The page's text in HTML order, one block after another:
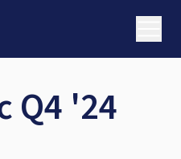
Q4 '24